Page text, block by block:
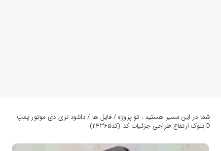
شما در این مسیر هستید : تو پروژه / فایل ها / دانلود تری دی موتور پمپ
D بلوک ارتفاع طراحی جزئیات کد (کد24365)